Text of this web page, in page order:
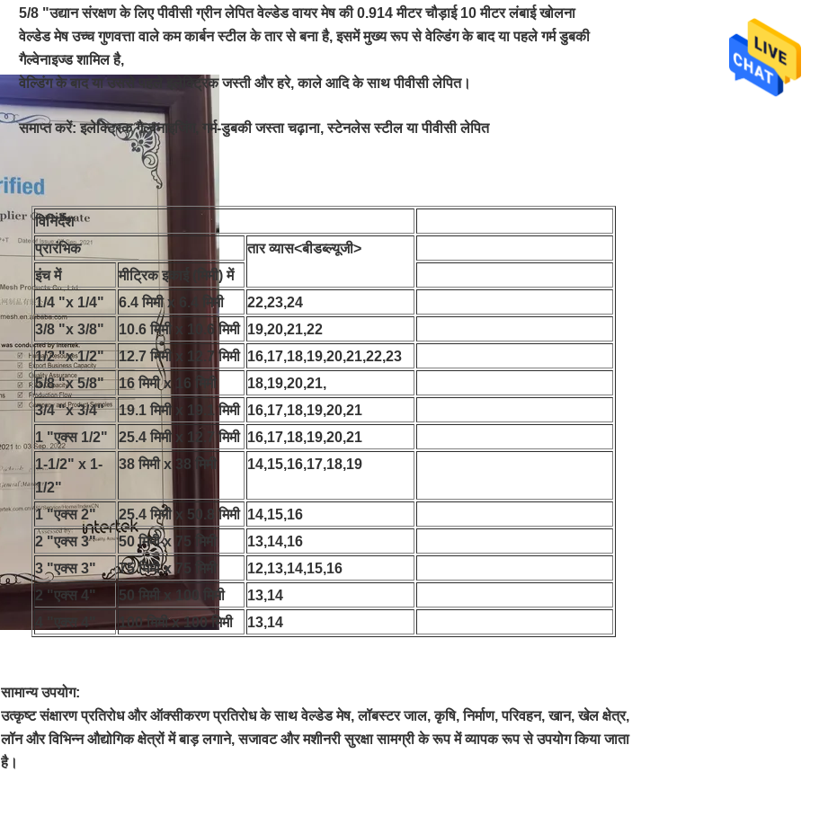
5/8 "उद्यान संरक्षण के लिए पीवीसी ग्रीन लेपित वेल्डेड वायर मेष की 0.914 मीटर चौड़ाई 10 मीटर लंबाई खोलना
वेल्डेड मेष उच्च गुणवत्ता वाले कम कार्बन स्टील के तार से बना है, इसमें मुख्य रूप से वेल्डिंग के बाद या पहले गर्म डुबकी
गैल्वेनाइज्ड शामिल है,
वेल्डिंग के बाद या उससे पहले इलेक्ट्रिक जस्ती और हरे, काले आदि के साथ पीवीसी लेपित।
समाप्त करें: इलेक्ट्रिक गैल्वनाइजिंग, गर्म-डुबकी जस्ता चढ़ाना, स्टेनलेस स्टील या पीवीसी लेपित
विनिर्देश
प्रारंभिक
तार व्यास<बीडब्ल्यूजी>
इंच में
मीट्रिक इकाई (मिमी) में
1/4 "x 1/4"
6.4 मिमी x 6.4 मिमी
22,23,24
3/8 "x 3/8"
10.6 मिमी x 10.6 मिमी 19,20,21,22
1/2 "x 1/2"
12.7 मिमी x 12.7 मिमी 16,17,18,19,20,21,22,23
5/8 "x 5/8"
16 मिमी x 16 मिमी
18,19,20,21,
3/4 "x 3/4"
19.1 मिमी x 19.1 मिमी 16,17,18,19,20,21
1 "एक्स 1/2"
25.4 मिमी x 12.7 मिमी 16,17,18,19,20,21
1-1/2" x 1-
1/2"
38 मिमी x 38 मिमी 14,15,16,17,18,19
1 "एक्स 2" 25.4 मिमी x 50.8 मिमी 14,15,16
2 "एक्स 3"
50 मिमी x 75 मिमी
13,14,16
3 "एक्स 3"
75 मिमी x 75 मिमी
12,13,14,15,16
2 "एक्स 4"
50 मिमी x 100 मिमी
13,14
4 "एक्स 4"
100 मिमी x 100 मिमी 13,14
सामान्य उपयोग:
उत्कृष्ट संक्षारण प्रतिरोध और ऑक्सीकरण प्रतिरोध के साथ वेल्डेड मेष, लॉबस्टर जाल, कृषि, निर्माण, परिवहन, खान, खेल क्षेत्र,
लॉन और विभिन्न औद्योगिक क्षेत्रों में बाड़ लगाने, सजावट और मशीनरी सुरक्षा सामग्री के रूप में व्यापक रूप से उपयोग किया जाता
है।